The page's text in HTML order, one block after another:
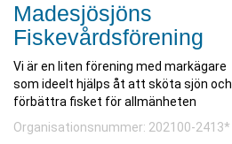
Madesjösjöns
Fiskevårdsförening
Vi är en liten förening med markägare
som ideelt hjälps åt att sköta sjön och
förbättra fisket för allmänheten
Organisationsnummer: 202100-2413*